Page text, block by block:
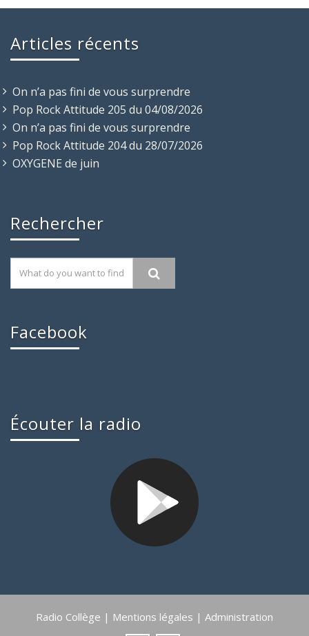
Articles récents
On n’a pas fini de vous surprendre
Pop Rock Attitude 205 du 04/08/2026
On n’a pas fini de vous surprendre
Pop Rock Attitude 204 du 28/07/2026
OXYGENE de juin
Rechercher
Facebook
Écouter la radio
Radio Collège | Mentions légales | Administration